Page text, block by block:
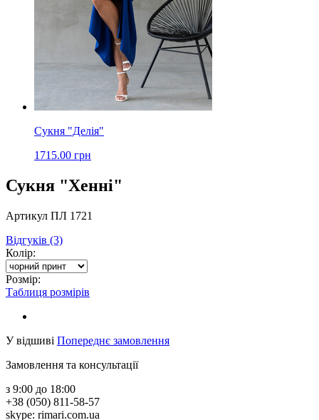
Сукня "Делія"
1715.00 грн
Сукня "Хенні"
Артикул ПЛ 1721
Відгуків (3)
Колір:
Розмір:
Таблиця розмірів
У відшиві Попереднє замовлення
Замовлення та консультації
з 9:00 до 18:00
+38 (050) 811-58-57
skype: rimari.com.ua